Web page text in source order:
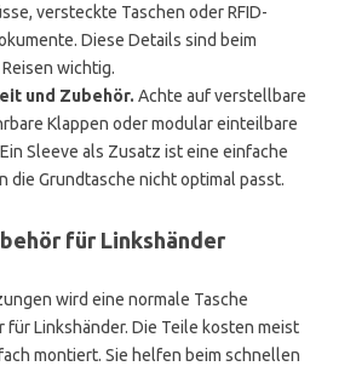
versteckte Taschen oder RFID-
Diese Details sind beim
wichtig.
und Zubehör. Achte auf verstellbare
Klappen oder modular einteilbare
Sleeve als Zusatz ist eine einfache
die Grundtasche nicht optimal passt.
für Linkshänder
wird eine normale Tasche
Linkshänder. Die Teile kosten meist
montiert. Sie helfen beim schnellen